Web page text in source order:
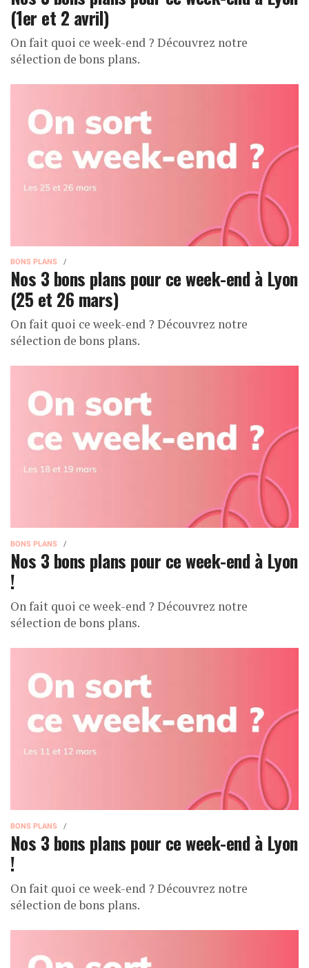
(1er et 2 avril)
On fait quoi ce week-end ? Découvrez notre
sélection de bons plans.
BONS PLANS
Nos 3 bons plans pour ce week-end à Lyon
(25 et 26 mars)
On fait quoi ce week-end ? Découvrez notre
sélection de bons plans.
BONS PLANS
Nos 3 bons plans pour ce week-end à Lyon
!
On fait quoi ce week-end ? Découvrez notre
sélection de bons plans.
BONS PLANS
Nos 3 bons plans pour ce week-end à Lyon
!
On fait quoi ce week-end ? Découvrez notre
sélection de bons plans.